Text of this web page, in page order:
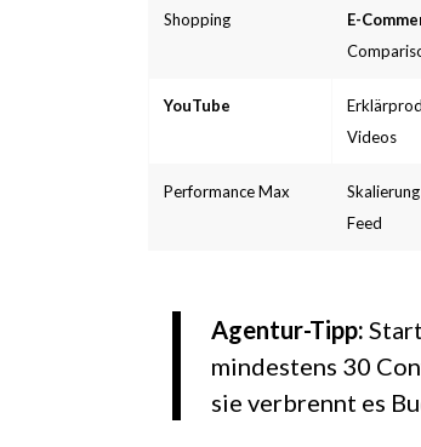
Shopping E-
YouTube
Videos
Performance Max
Feed
Agentur-Tipp:
mindestens 30
sie verbrennt es